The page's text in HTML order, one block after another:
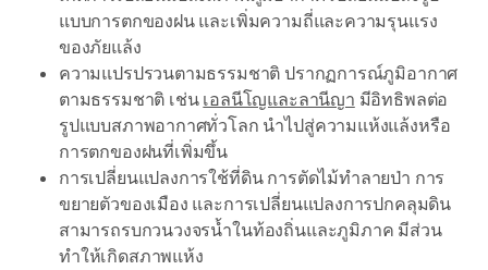
แบบการตกของฝน และเพิ่มความถี่และความรุนแรง
ของภัยแล้ง
ความแปรปรวนตามธรรมชาติ ปรากฏการณ์ภูมิอากาศ
ตามธรรมชาติ เช่นเอลนีโญและลานีญา มีอิทธิพลต่อ
รูปแบบสภาพอากาศทั่วโลก นำไปสู่ความแห้งแล้งหรือ
การตกของฝนที่เพิ่มขึ้น
การเปลี่ยนแปลงการใช้ที่ดิน การตัดไม้ทำลายป่า การ
ขยายตัวของเมือง และการเปลี่ยนแปลงการปกคลุมดิน
สามารถรบกวนวงจรน้ำในท้องถิ่นและภูมิภาค มีส่วน
ทำให้เกิดสภาพแห้ง